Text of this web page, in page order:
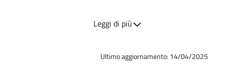
marzo 2013, n. 33, ai sensi dell'articolo 7 della legge 7
amministrazioni pubbliche”.
Leggi di più
Ultimo aggiornamento: 14/04/2025